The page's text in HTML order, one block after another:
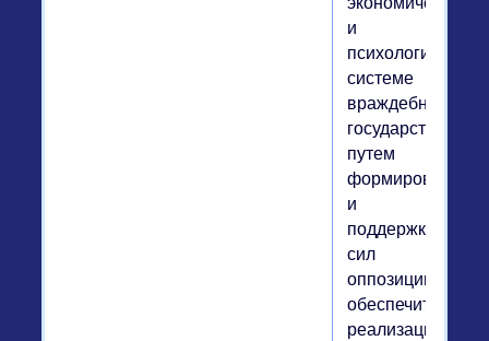
и
психологической
системе
враждебного
государства,
путем
формирования
и
поддержки
сил
оппозиции
обеспечить
реализацию